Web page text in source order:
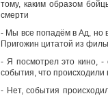
тому, каким образом
смерти
- Мы все попадём в Ад, но
Пригожин цитатой из
- Я посмотрел это кино, -
события, что
- Нет, события